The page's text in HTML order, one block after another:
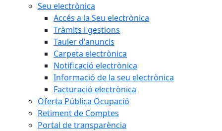
Seu electrònica
Accés a la Seu electrònica
Tràmits i gestions
Tauler d'anuncis
Carpeta electrònica
Notificació electrònica
Informació de la seu electrònica
Facturació electrònica
Oferta Pública Ocupació
Retiment de Comptes
Portal de transparència